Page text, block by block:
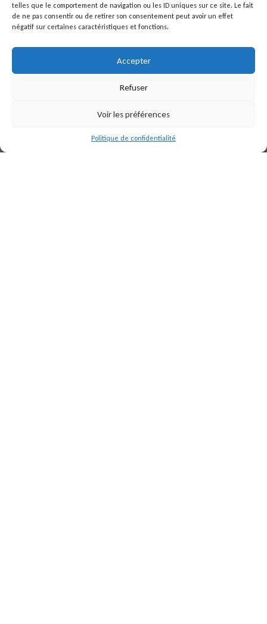
telles que le comportement de navigation ou les ID uniques sur ce site. Le fait
de ne pas consentir ou de retirer son consentement peut avoir un effet
négatif sur certaines caractéristiques et fonctions.
Accepter
Refuser
Voir les préférences
Politique de confidentialité